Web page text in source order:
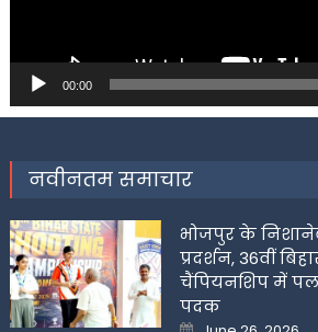
00:00
नवीनतम समाचार
भोजपुर के
प्रदर्शन, 36वीं
चैंपियनशिप में
पदक
Posted